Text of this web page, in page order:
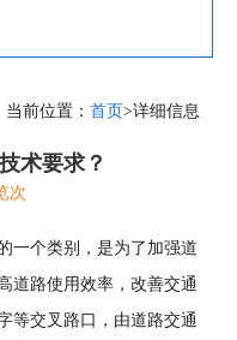
当前位置：首页>详细信息
术要求？
次
一个类别，是为了加强道
道路使用效率，改善交通
等交叉路口，由道路交通